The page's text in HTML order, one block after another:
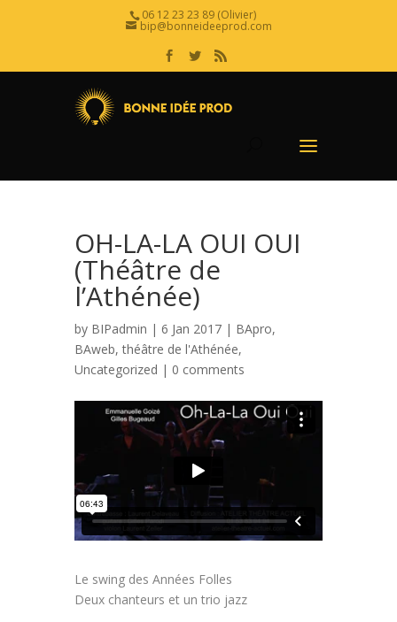
06 12 23 23 89 (Olivier)
bip@bonneideeprod.com
OH-LA-LA OUI OUI
(Théâtre de
l’Athénée)
by BIPadmin | 6 Jan 2017 | BApro,
BAweb,théâtre de l'Athénée,
Uncategorized | 0 comments
Le swing des Années Folles
Deux chanteurs et un trio jazz